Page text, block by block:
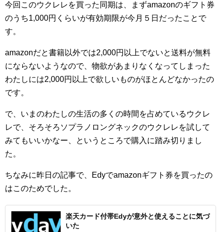
今回このウクレレを買った同期は、まずamazonのギフト券
のうち1,000円くらいが有効期限が今月５日だったことで
す。
amazonだと書籍以外では2,000円以上でないと送料が無料
にならないようなので、物欲があまりなくなってしまった
わたしには2,000円以上で欲しいものがほとんどなかったの
です。
で、いまのわたしの生活の多くの時間を占めているウクレ
レで、そろそろソプラノロングネックのウクレレを試して
みてもいいかなー、というところで購入に踏み切りまし
た。
ちなみに昨日の記事で、Edyでamazonギフト券を買ったの
はこのためでした。
楽天カード付帯Edyが意外と使えることに気づ
いた